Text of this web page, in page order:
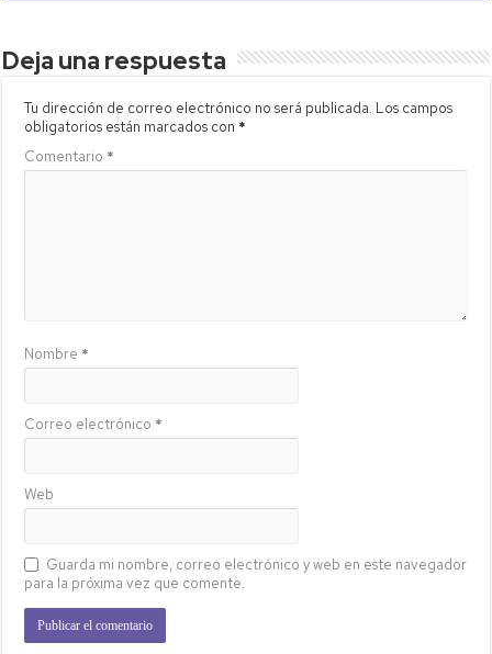
Deja una respuesta
Tu dirección de correo electrónico no será publicada. Los campos
obligatorios están marcados con *
Comentario *
Nombre *
Correo electrónico *
Web
Guarda mi nombre, correo electrónico y web en este navegador
para la próxima vez que comente.